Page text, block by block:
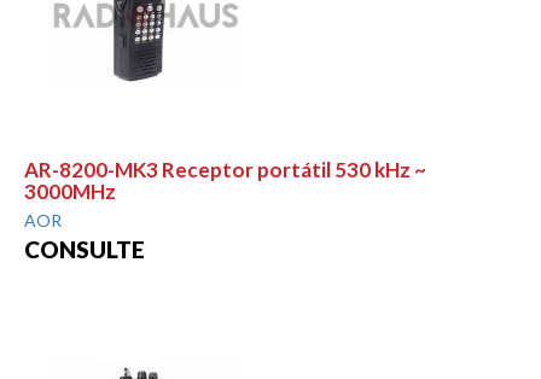
AR-8200-MK3 Receptor portátil 530 kHz ~
3000MHz
AOR
CONSULTE